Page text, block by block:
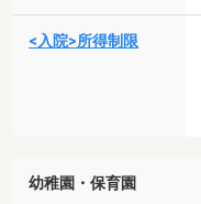
<入院>所得制限
幼稚園・保育園